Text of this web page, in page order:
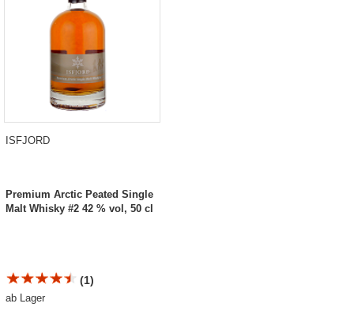
ISFJORD
Premium Arctic Peated Single
Malt Whisky #2 42 % vol, 50 cl
(1)
ab Lager